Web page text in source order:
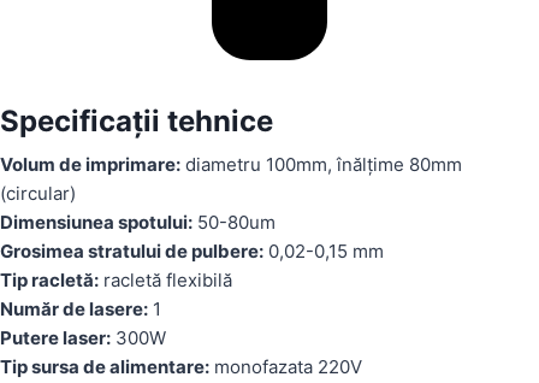
Specificații tehnice
Volum de imprimare: diametru 100mm, înălțime 80mm
(circular)
Dimensiunea spotului: 50-80um
Grosimea stratului de pulbere: 0,02-0,15 mm
Tip racletă: racletă flexibilă
Număr de lasere: 1
Putere laser: 300W
Tip sursa de alimentare: monofazata 220V